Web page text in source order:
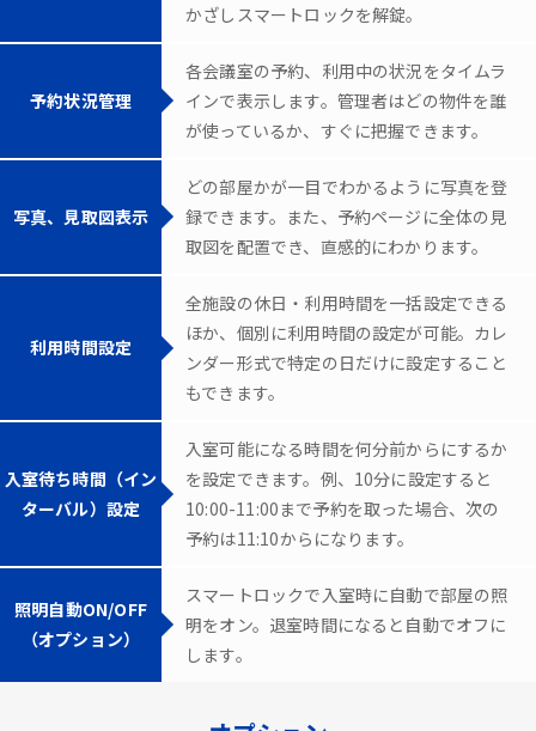
かざしスマートロックを解錠。
予約状況管理
各会議室の予約、利用中の状況をタイムラ
インで表示します。管理者はどの物件を誰
が使っているか、すぐに把握できます。
写真、見取図表示
どの部屋かが一目でわかるように写真を登
録できます。また、予約ページに全体の見
取図を配置でき、直感的にわかります。
利用時間設定
全施設の休日・利用時間を一括設定できる
ほか、個別に利用時間の設定が可能。カレ
ンダー形式で特定の日だけに設定すること
もできます。
入室待ち時間（イン
ターバル）設定
入室可能になる時間を何分前からにするか
を設定できます。例、10分に設定すると
10:00-11:00まで予約を取った場合、次の
予約は11:10からになります。
照明自動ON/OFF
（オプション）
スマートロックで入室時に自動で部屋の照
明をオン。退室時間になると自動でオフに
します。